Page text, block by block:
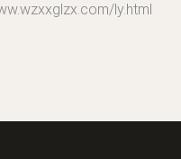
ly.html